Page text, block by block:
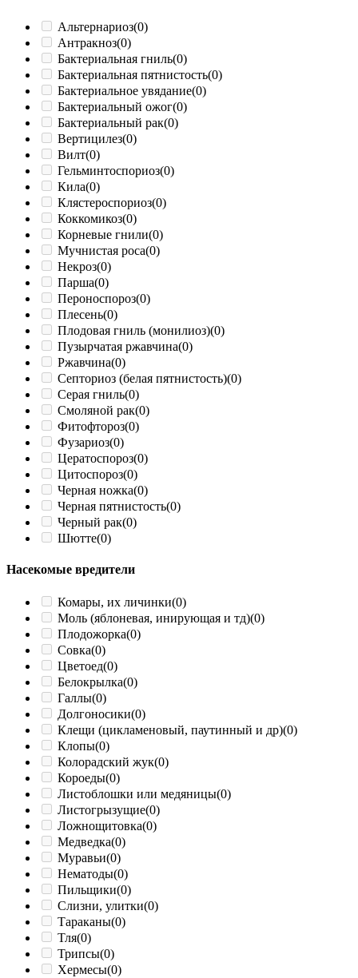
Альтернариоз(0)
Антракноз(0)
Бактериальная гниль(0)
Бактериальная пятнистость(0)
Бактериальное увядание(0)
Бактериальный ожог(0)
Бактериальный рак(0)
Вертицилез(0)
Вилт(0)
Гельминтоспориоз(0)
Кила(0)
Клястероспориоз(0)
Коккомикоз(0)
Корневые гнили(0)
Мучнистая роса(0)
Некроз(0)
Парша(0)
Пероноспороз(0)
Плесень(0)
Плодовая гниль (монилиоз)(0)
Пузырчатая ржавчина(0)
Ржавчина(0)
Септориоз (белая пятнистость)(0)
Серая гниль(0)
Смоляной рак(0)
Фитофтороз(0)
Фузариоз(0)
Цератоспороз(0)
Цитоспороз(0)
Черная ножка(0)
Черная пятнистость(0)
Черный рак(0)
Шютте(0)
Насекомые вредители
Комары, их личинки(0)
Моль (яблоневая, инирующая и тд)(0)
Плодожорка(0)
Совка(0)
Цветоед(0)
Белокрылка(0)
Галлы(0)
Долгоносики(0)
Клещи (цикламеновый, паутинный и др)(0)
Клопы(0)
Колорадский жук(0)
Короеды(0)
Листоблошки или медяницы(0)
Листогрызущие(0)
Ложнощитовка(0)
Медведка(0)
Муравьи(0)
Нематоды(0)
Пильщики(0)
Слизни, улитки(0)
Тараканы(0)
Тля(0)
Трипсы(0)
Хермесы(0)